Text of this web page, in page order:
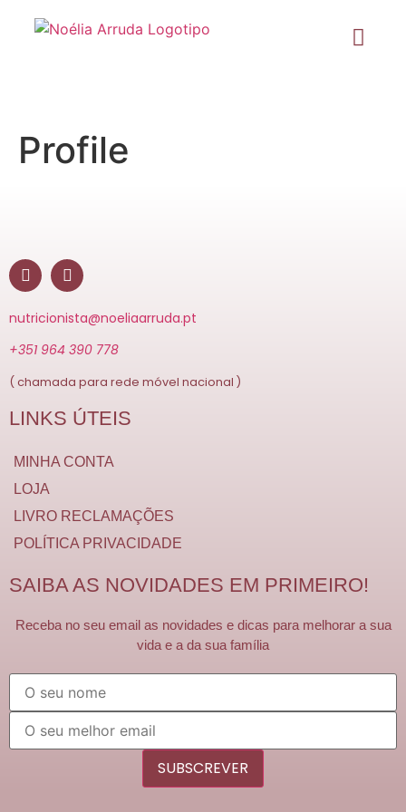
Profile
nutricionista@noeliaarruda.pt
+351 964 390 778
( chamada para rede móvel nacional )
LINKS ÚTEIS
MINHA CONTA
LOJA
LIVRO RECLAMAÇÕES
POLÍTICA PRIVACIDADE
SAIBA AS NOVIDADES EM PRIMEIRO!
Receba no seu email as novidades e dicas para melhorar a sua
vida e a da sua família
SUBSCREVER